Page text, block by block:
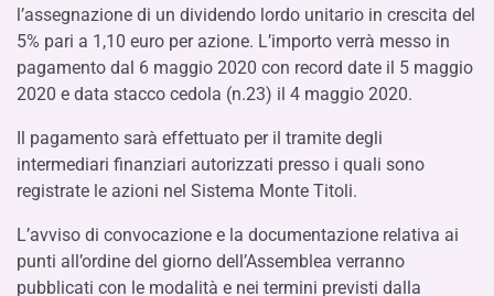
l’assegnazione di un dividendo lordo unitario in crescita del
5% pari a 1,10 euro per azione. L’importo verrà messo in
pagamento dal 6 maggio 2020 con record date il 5 maggio
2020 e data stacco cedola (n.23) il 4 maggio 2020.
Il pagamento sarà effettuato per il tramite degli
intermediari finanziari autorizzati presso i quali sono
registrate le azioni nel Sistema Monte Titoli.
L’avviso di convocazione e la documentazione relativa ai
punti all’ordine del giorno dell’Assemblea verranno
pubblicati con le modalità e nei termini previsti dalla